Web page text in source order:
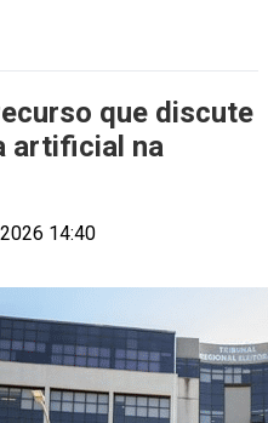
que discute
artificial na
14:40